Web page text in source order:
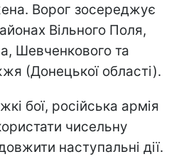
Ворог зосереджує
Вільного Поля,
Шевченкового та
(Донецької області).
бої, російська армія
чисельну
наступальні дії.